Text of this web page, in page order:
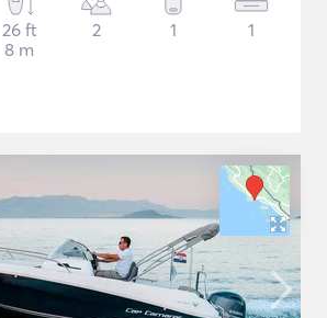
26 ft
8 m
2 1 1